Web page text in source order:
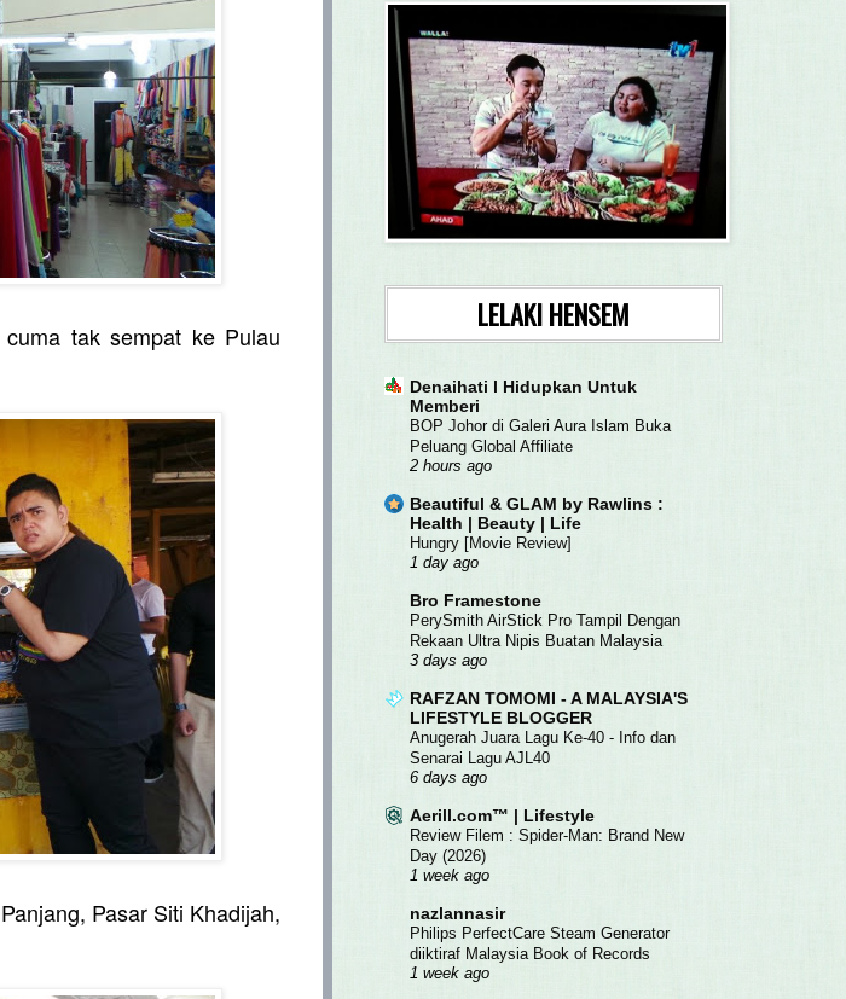
tak sempat ke Pulau
Pasar Siti Khadijah,
LELAKI HENSEM
Denaihati l Hidupkan Untuk
Memberi
BOP Johor di Galeri Aura Islam Buka
Peluang Global Affiliate
2 hours ago
Beautiful & GLAM by Rawlins :
Health | Beauty | Life
Hungry [Movie Review]
1 day ago
Bro Framestone
PerySmith AirStick Pro Tampil Dengan
Rekaan Ultra Nipis Buatan Malaysia
3 days ago
RAFZAN TOMOMI - A MALAYSIA'S
LIFESTYLE BLOGGER
Anugerah Juara Lagu Ke-40 - Info dan
Senarai Lagu AJL40
6 days ago
Aerill.com™ | Lifestyle
Review Filem : Spider-Man: Brand New
Day (2026)
1 week ago
nazlannasir
Philips PerfectCare Steam Generator
diiktiraf Malaysia Book of Records
1 week ago